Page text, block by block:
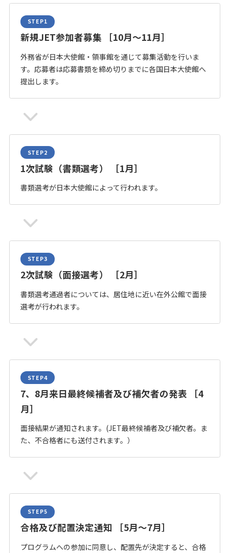
新規JET参加者募集 ［10月～11月］
外務省が日本大使館・領事館を通じて募集活動を行いま
す。応募者は応募書類を締め切りまでに各国日本大使館へ
提出します。
1次試験（書類選考） ［1月］
書類選考が日本大使館によって行われます。
2次試験（面接選考） ［2月］
書類選考通過者については、居住地に近い在外公館で面接
選考が行われます。
7、8月来日最終候補者及び補欠者の発表 ［4
月］
面接結果が通知されます。(JET最終候補者及び補欠者。ま
た、不合格者にも送付されます。）
合格及び配置決定通知 ［5月～7月］
プログラムへの参加に同意し、配置先が決定すると、合格